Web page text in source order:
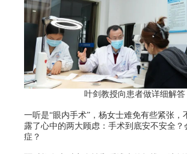
叶剑教授向患者做详细解答
一听是“眼内手术”，杨女士难免有些紧张，
露了心中的两大顾虑：手术到底安不安全？
症？